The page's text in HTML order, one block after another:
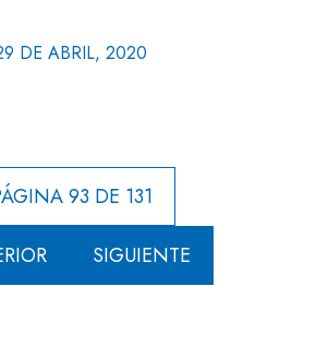
DE ABRIL, 2020
93 DE 131
SIGUIENTE